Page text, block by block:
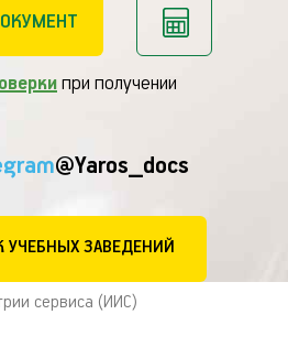
при получении
@Yaros_docs
УЧЕБНЫХ ЗАВЕДЕНИЙ
сервиса (ИИС)